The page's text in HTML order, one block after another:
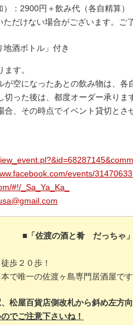
：2900円＋飲み代（各自精算）
だけない場合がございます。ご
地酒ボトル」付き
す。
空になったあとの飲み物は、各
った後は、都度オーダー承りま
、その時点でイベント貸切とさ
events/
#!/_Sa_Ya_Ka_
■「佐渡の酒と肴 だっちゃ
歩２０歩！
で唯一の佐渡ヶ島専門居酒屋です
松屋百貨店側改札から斜め左方向
でご注意下さいね！